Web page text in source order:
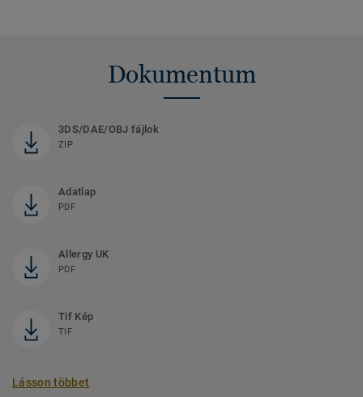
Dokumentum
3DS/DAE/OBJ fájlok
ZIP
Adatlap
PDF
Allergy UK
PDF
Tif Kép
TIF
Lásson többet